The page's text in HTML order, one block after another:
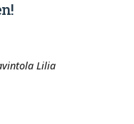
Lilia